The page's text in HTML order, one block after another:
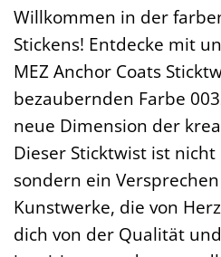
Willkommen in der
Stickens! Entdecke mit
MEZ Anchor Coats
bezaubernden Farbe
neue Dimension der
Dieser Sticktwist ist
sondern ein
Kunstwerke, die von
dich von der Qualität